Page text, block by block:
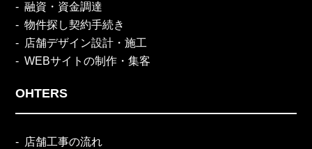
融資・資金調達
物件探し契約手続き
店舗デザイン設計・施工
WEBサイトの制作・集客
OHTERS
店舗工事の流れ